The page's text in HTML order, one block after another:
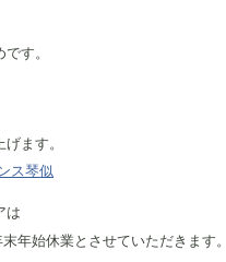
す。
ます。
ス琴似
は
年始休業とさせていただきます